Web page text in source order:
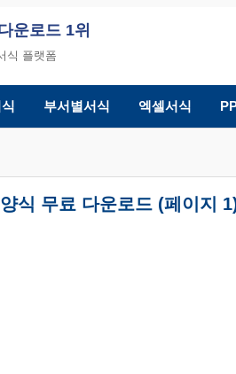
운로드 1위
식 플랫폼
부서별서식 엑셀서식
식 무료 다운로드 (페이지